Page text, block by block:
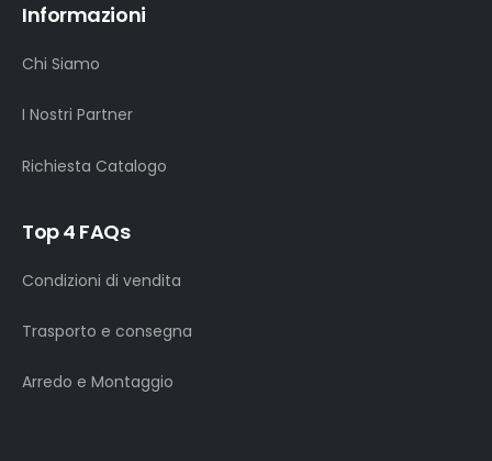
Informazioni
Chi Siamo
I Nostri Partner
Richiesta Catalogo
Top 4 FAQs
Condizioni di vendita
Trasporto e consegna
Arredo e Montaggio